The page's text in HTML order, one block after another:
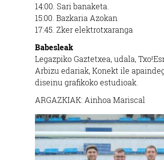
14:00. Sari banaketa.
15:00. Bazkaria Azokan
17:45. Zker elektrotxaranga
Babesleak
Legazpiko Gaztetxea, udala,
Arbizu edariak, Konekt ile
diseinu grafikoko estudioak.
ARGAZKIAK: Ainhoa Mariscal